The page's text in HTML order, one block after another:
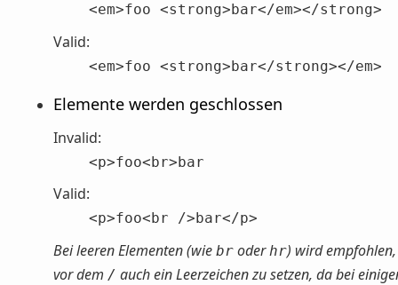
<em>foo <strong>bar</em></strong>
Valid:
<em>foo <strong>bar</strong></em>
Elemente werden geschlossen
Invalid:
<p>foo<br>bar
Valid:
<p>foo<br />bar</p>
Bei leeren Elementen (wie br oderhr) wird empfohlen,
vor dem / auch ein Leerzeichen zu setzen, da bei